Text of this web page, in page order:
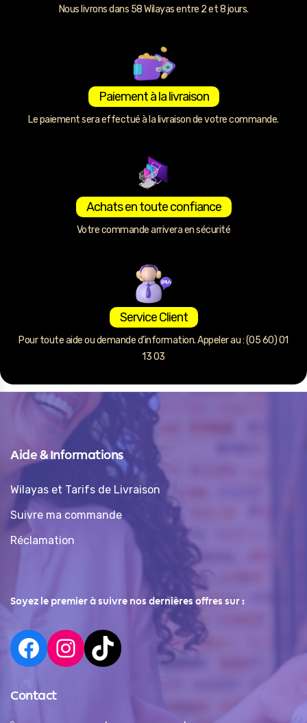
Nous livrons dans 58 Wilayas entre 2 et 8 jours.
Paiement à la livraison
Le paiement sera effectué à la livraison de votre commande.
Achats en toute confiance
Votre commande arrivera en sécurité
Service Client
Pour toute aide ou demande d’information. Appeler au : (05 60) 01
13 03
Aide & Informations
Wilayas et Tarifs de Livraison
Suivre ma commande
Réclamation
Soyez le premier à suivre nos dernières offres sur :
Contact